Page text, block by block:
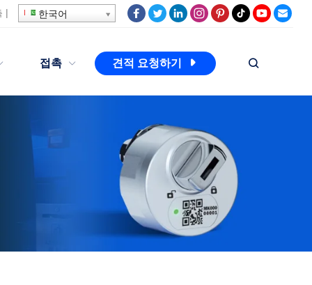
| 한국어
접촉 견적 요청하기